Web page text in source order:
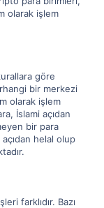
olarak işlem
göre
bir merkezi
olarak işlem
İslami açıdan
bir para
açıdan helal olup
farklıdır. Bazı